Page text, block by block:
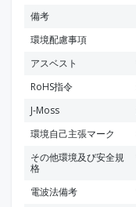
備考
環境配慮事項
アスベスト
RoHS指令
J-Moss
環境自己主張マーク
その他環境及び安全規
格
電波法備考